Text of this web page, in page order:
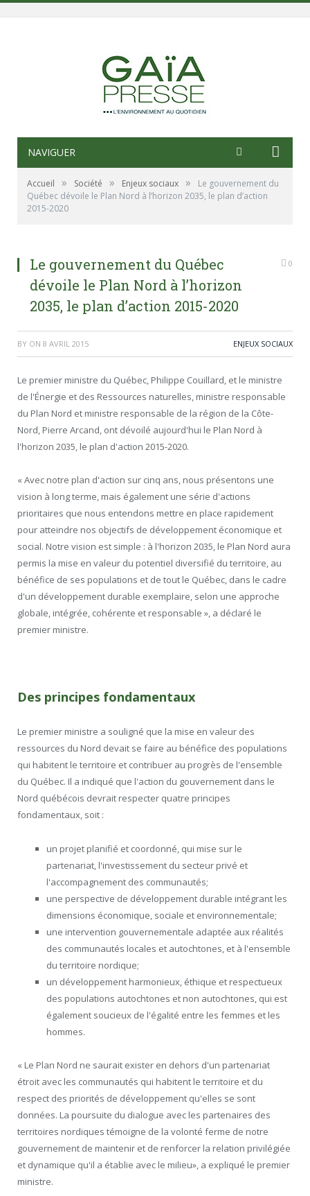
NAVIGUER
Accueil » Société » Enjeux sociaux »
Le gouvernement du
Québec dévoile le Plan Nord à l’horizon 2035, le plan d’action
2015-2020
Le gouvernement du Québec
dévoile le Plan Nord à l’horizon
2035, le plan d’action 2015-2020
0
BY ON 8 AVRIL 2015 ENJEUX SOCIAUX
Le premier ministre du Québec, Philippe Couillard, et le ministre
de l'Énergie et des Ressources naturelles, ministre responsable
du Plan Nord et ministre responsable de la région de la Côte-
Nord, Pierre Arcand, ont dévoilé aujourd'hui le Plan Nord à
l'horizon 2035, le plan d'action 2015-2020.
« Avec notre plan d'action sur cinq ans, nous présentons une
vision à long terme, mais également une série d'actions
prioritaires que nous entendons mettre en place rapidement
pour atteindre nos objectifs de développement économique et
social. Notre vision est simple : à l'horizon 2035, le Plan Nord aura
permis la mise en valeur du potentiel diversifié du territoire, au
bénéfice de ses populations et de tout le Québec, dans le cadre
d'un développement durable exemplaire, selon une approche
globale, intégrée, cohérente et responsable », a déclaré le
premier ministre.
Des principes fondamentaux
Le premier ministre a souligné que la mise en valeur des
ressources du Nord devait se faire au bénéfice des populations
qui habitent le territoire et contribuer au progrès de l'ensemble
du Québec. Il a indiqué que l'action du gouvernement dans le
Nord québécois devrait respecter quatre principes
fondamentaux, soit :
un projet planifié et coordonné, qui mise sur le
partenariat, l'investissement du secteur privé et
l'accompagnement des communautés;
une perspective de développement durable intégrant les
dimensions économique, sociale et environnementale;
une intervention gouvernementale adaptée aux réalités
des communautés locales et autochtones, et à l'ensemble
du territoire nordique;
un développement harmonieux, éthique et respectueux
des populations autochtones et non autochtones, qui est
également soucieux de l'égalité entre les femmes et les
hommes.
« Le Plan Nord ne saurait exister en dehors d'un partenariat
étroit avec les communautés qui habitent le territoire et du
respect des priorités de développement qu'elles se sont
données. La poursuite du dialogue avec les partenaires des
territoires nordiques témoigne de la volonté ferme de notre
gouvernement de maintenir et de renforcer la relation privilégiée
et dynamique qu'il a établie avec le milieu», a expliqué le premier
ministre.